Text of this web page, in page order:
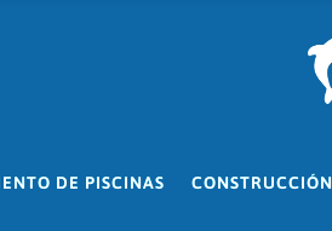
DE PISCINAS CONSTRUCCIÓN